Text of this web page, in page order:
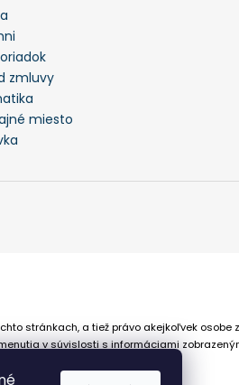
zmluvy
miesto
stránkach, a tiež právo akejkoľvek osobe
v súvislosti s informáciami
stránkach.